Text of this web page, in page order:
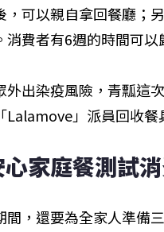
可以親自拿回餐廳；
費者有6週的時間可以
出染疫風險，青瓢這
」派員回收餐
家庭餐測試
，還要為全家人準備